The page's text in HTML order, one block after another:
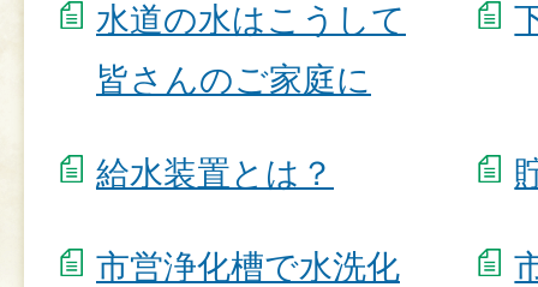
水道の水はこうして
皆さんのご家庭に
給水装置とは？
市営浄化槽で水洗化